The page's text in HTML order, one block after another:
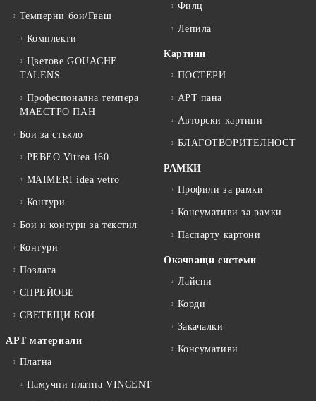
Темперни бои/Гваш
Комплекти
Цветове GOUACHE
TALENS
Професионална темпера
МАЕСТРО ПАН
Бои за стъкло
PEBEO Vitrea 160
MAIMERI idea vetro
Контури
Бои и контури за текстил
Контури
Позлата
СПРЕЙОВЕ
СВЕТЕЩИ БОИ
АРТ материали
Платна
Памучни платна VINCENT
Филц
Лепила
Картини
ПОСТЕРИ
АРТ пана
Авторски картини
БЛАГОТВОРИТЕЛНОСТ
РАМКИ
Профили за рамки
Консумативи за рамки
Паспарту картони
Окачващи системи
Лайсни
Корди
Закачалки
Консумативи